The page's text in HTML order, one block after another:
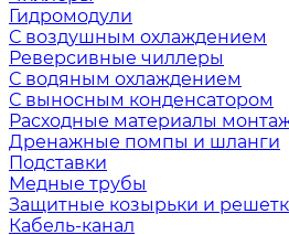
Гидромодули
С воздушным охлаждением
Реверсивные чиллеры
С водяным охлаждением
С выносным конденсатором
Расходные материалы
Дренажные помпы и шланги
Подставки
Медные трубы
Защитные козырьки и
Кабель-канал